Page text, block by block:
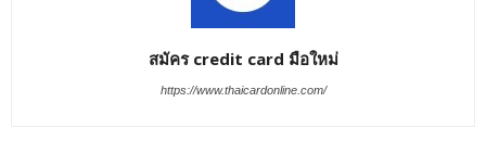
สมัคร credit card มือใหม่
https://www.thaicardonline.com/